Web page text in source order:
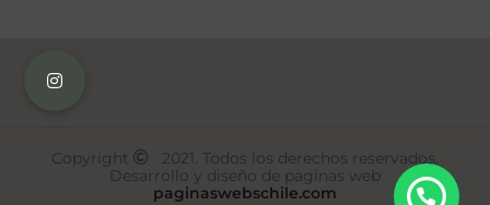
Copyright
2021. Todos los derechos reservados.
Desarrollo y diseño de paginas web
paginaswebschile.com